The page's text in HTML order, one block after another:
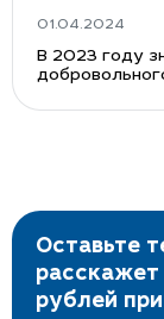
01.04.2024
В 2023 году
Оставьте
рублей